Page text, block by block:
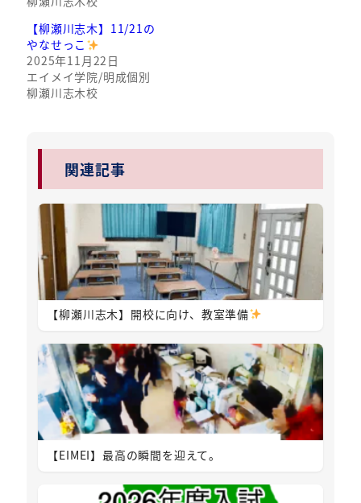
【柳瀬川志木】11/21の
やなせっこ
2025年11月22日
エイメイ学院/明成個別
柳瀬川志木校
関連記事
【柳瀬川志木】開校に向け、教室準備
【EIMEI】最高の瞬間を迎えて。